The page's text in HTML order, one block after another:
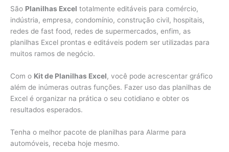
São Planilhas Excel totalmente editáveis para comércio,
indústria, empresa, condomínio, construção civil, hospitais,
redes de fast food, redes de supermercados, enfim, as
planilhas Excel prontas e editáveis podem ser utilizadas para
muitos ramos de negócio.
Com o Kit de Planilhas Excel, você pode acrescentar gráfico
além de inúmeras outras funções. Fazer uso das planilhas de
Excel é organizar na prática o seu cotidiano e obter os
resultados esperados.
Tenha o melhor pacote de planilhas para Alarme para
automóveis, receba hoje mesmo.